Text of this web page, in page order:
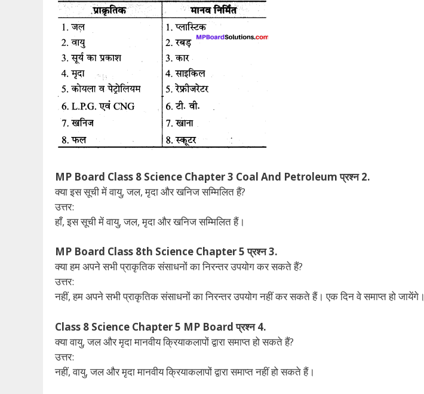
MP Board Class 8 Science Chapter 3 Coal And Petroleum प्रश्न 2.
क्या इस सूची में वायु, जल, मृदा और खनिज सम्मिलित हैं?
उत्तर:
हाँ, इस सूची में वायु, जल, मृदा और खनिज सम्मिलित हैं।
MP Board Class 8th Science Chapter 5 प्रश्न 3.
क्या हम अपने सभी प्राकृतिक संसाधनों का निरन्तर उपयोग कर सकते हैं?
उत्तर:
नहीं, हम अपने सभी प्राकृतिक संसाधनों का निरन्तर उपयोग नहीं कर सकते हैं। एक दिन वे समाप्त हो जायेंगे।
Class 8 Science Chapter 5 MP Board प्रश्न 4.
क्या वायु, जल और मृदा मानवीय क्रियाकलापों द्वारा समाप्त हो सकते हैं?
उत्तर:
नहीं, वायु, जल और मृदा मानवीय क्रियाकलापों द्वारा समाप्त नहीं हो सकते हैं।